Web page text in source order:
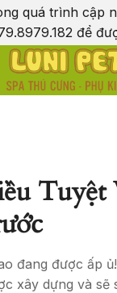
quá trình cập
để
Tuyệt
đang được ấp
xây dựng và sẽ